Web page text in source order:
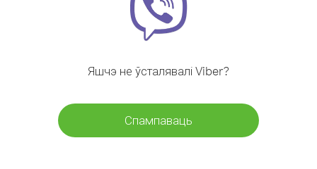
Яшчэ не ўсталявалі Viber?
Спампаваць